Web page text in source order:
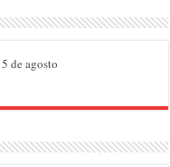
de agosto